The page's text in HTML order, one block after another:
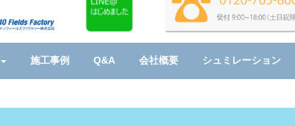
施工事例 Q&A 会社概要 シュミレーション